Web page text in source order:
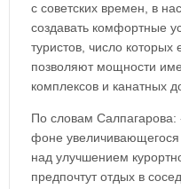
с советских времен, в
создавать комфортные
туристов, число которых
позволяют мощности
комплексов и канатных
По словам
фоне увеличивающегося
над улучшением
предпочтут отдых в